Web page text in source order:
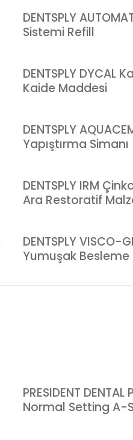
DENTSPLY
Sistemi Refill
DENTSPLY DYCAL
Kaide Maddesi
DENTSPLY
Yapıştırma Simanı
DENTSPLY IRM
Ara Restoratif
DENTSPLY VISCO-
Yumuşak
PRESIDENT
Normal Setting A-